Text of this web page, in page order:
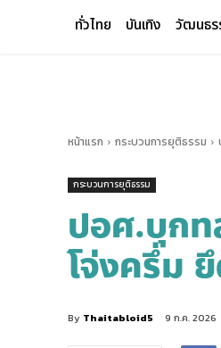
ทั่วไทย
บันเทิง วัฒนธร
หน้าแรก กระบวนการยุติธรรม
กระบวนการยุติธรรม
ปอศ.บุกท
โจ่งครึ่ม
By Thaitabloid5 9 ก.ค. 2026